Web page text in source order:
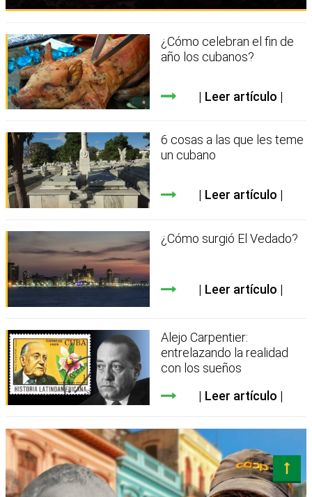
¿Cómo celebran el fin de
año los cubanos?
Leer artículo
6 cosas a las que les teme
un cubano
Leer artículo
¿Cómo surgió El Vedado?
Leer artículo
Alejo Carpentier:
entrelazando la realidad
con los sueños
Leer artículo